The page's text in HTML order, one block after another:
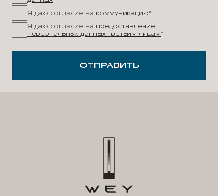
Я даю согласие на коммуникацию*
Я даю согласие на предоставление
персональных данных третьим лицам*
ОТПРАВИТЬ